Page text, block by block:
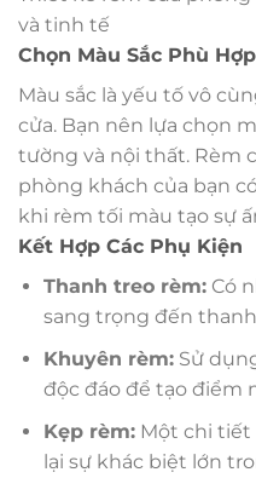
và tinh tế
Chọn Màu Sắc Phù Hợp
Màu sắc là yếu tố vô
cửa. Bạn nên lựa chọn
tường và nội thất. Rèm
phòng khách của bạn
khi rèm tối màu tạo sự
Kết Hợp Các Phụ Kiện
Thanh treo rèm:Có
sang trọng đến
Khuyên rèm:Sử
độc đáo để tạo điểm
Kẹp rèm:Một chi tiết
lại sự khác biệt lớn